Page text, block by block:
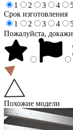
1
2 3 4
Срок изготовления
1
2 3 4
Пожалуйста,
Похожие модели